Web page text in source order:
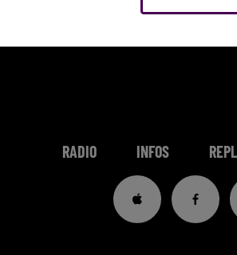
RADIO INFOS